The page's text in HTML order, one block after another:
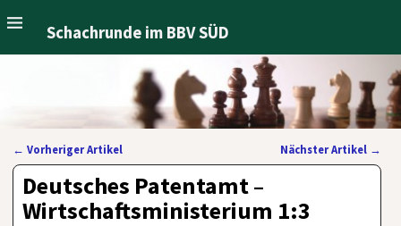
Schachrunde im BBV SÜD
Artikelnavigation
← Vorheriger Artikel Nächster Artikel →
Deutsches Patentamt –
Wirtschaftsministerium 1:3